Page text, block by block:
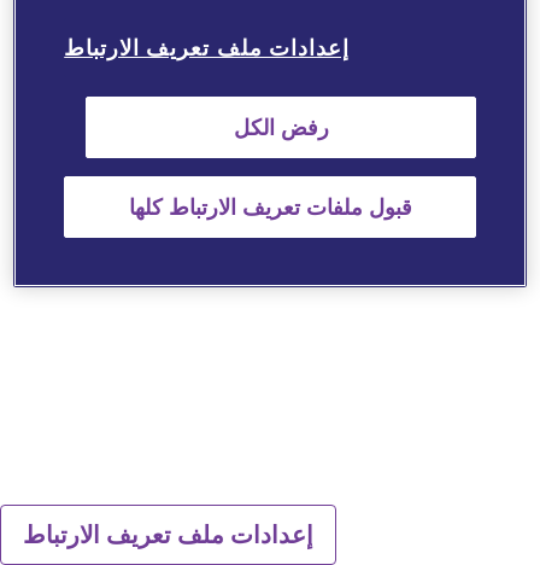
إعدادات ملف تعريف الارتباط
إعدادات ملف تعريف الارتباط
رفض الكل
قبول ملفات تعريف الارتباط كلها